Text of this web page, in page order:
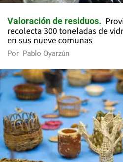
Valoración de residuos
recolecta 300 toneladas de
en sus nueve comunas
Por Pablo Oyarzún